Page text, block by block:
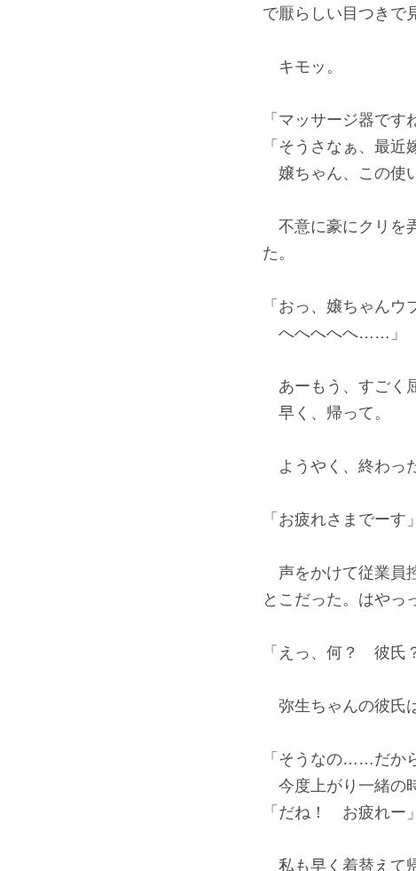
で厭らしい目つきで
キモッ。
「マッサージ器です
「そうさなぁ、最
嬢ちゃん、この使
不意に豪にクリを
た。
「おっ、嬢ちゃんウ
へへへへへ……」
あーもう、すご
早く、帰って。
ようやく、終わ
「お疲れさまでーす」
声をかけて従業員
とこだった。はやっ
「えっ、何？ 彼氏
弥生ちゃんの彼氏
「そうなの……だか
今度上がり一緒の
「だね！ お疲れー」
私も早く着替え